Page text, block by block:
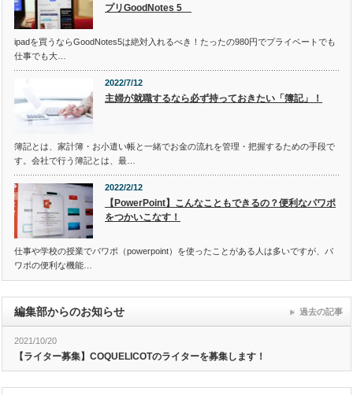
プリGoodNotes 5
ipadを買うならGoodNotes5は絶対入れるべき！たったの980円でプライベートでも
仕事でも大…
2022/7/12
主婦が就職するなら必ず持っておきたい「簿記」！
簿記とは、家計簿・お小遣い帳と一緒でお金の流れを管理・把握するための手段で
す。会社で行う簿記とは、最…
2022/2/12
【PowerPoint】こんなこともできるの？便利なパワポ
をつかいこなす！
仕事や学校の授業でパワポ（powerpoint）を使ったことがある人は多いですが、パ
ワポの便利な機能…
編集部からのお知らせ
2021/10/20
【ライター募集】COQUELICOTのライターを募集します！
過去の記事